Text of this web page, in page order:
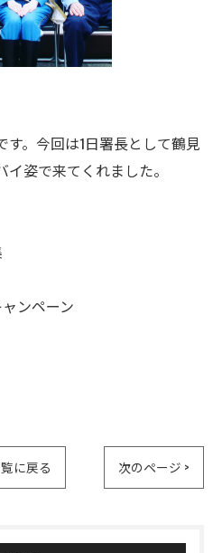
。今回は1日署長として鶴見
姿で来てくれました。
ンペーン
に戻る 次のページ >